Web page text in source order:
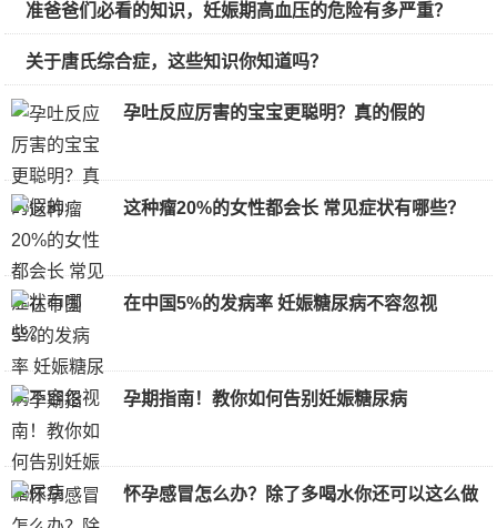
准爸爸们必看的知识，妊娠期高血压的危险有多严重？
关于唐氏综合症，这些知识你知道吗？
孕吐反应厉害的宝宝更聪明？真的假的
这种瘤20%的女性都会长 常见症状有哪些？
在中国5%的发病率 妊娠糖尿病不容忽视
孕期指南！教你如何告别妊娠糖尿病
怀孕感冒怎么办？除了多喝水你还可以这么做